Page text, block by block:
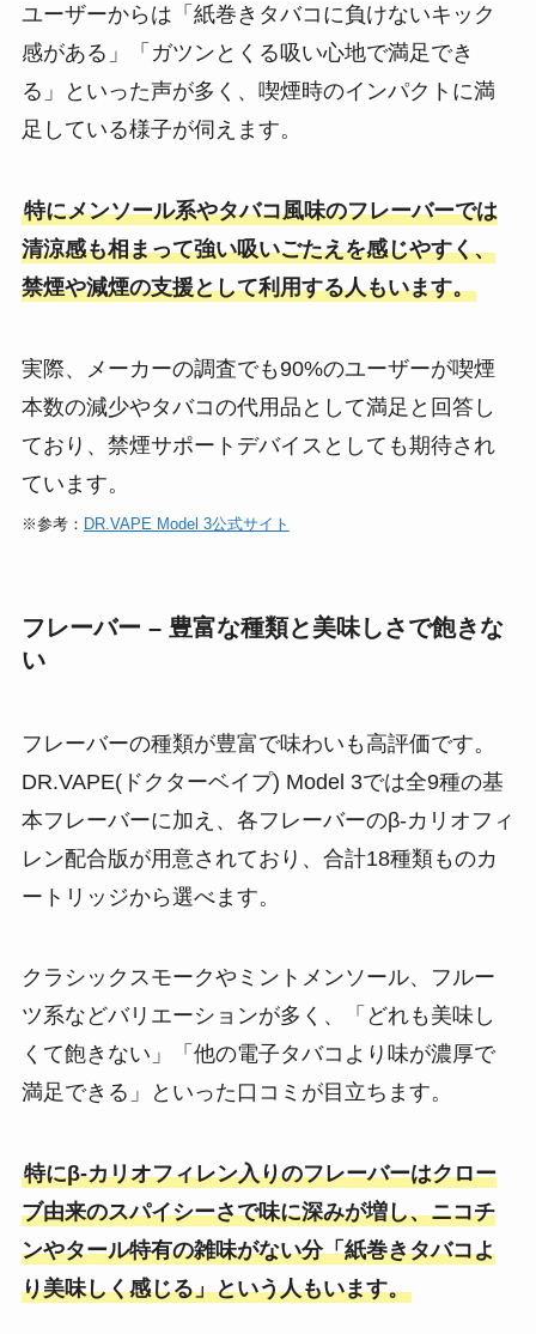
ユーザーからは「紙巻きタバコに負けないキック
感がある」「ガツンとくる吸い心地で満足でき
る」といった声が多く、喫煙時のインパクトに満
足している様子が伺えます​。
特にメンソール系やタバコ風味のフレーバーでは
清涼感も相まって強い吸いごたえを感じやすく、
禁煙や減煙の支援として利用する人もいます。
実際、メーカーの調査でも90%のユーザーが喫煙
本数の減少やタバコの代用品として満足と回答し
ており​、禁煙サポートデバイスとしても期待され
ています。
※参考： DR.VAPE Model 3公式サイト
フレーバー – 豊富な種類と美味しさで飽きな
い
フレーバーの種類が豊富で味わいも高評価です。
DR.VAPE(ドクターベイプ) Model 3では全9種の基
本フレーバーに加え、各フレーバーのβ-カリオフィ
レン配合版が用意されており、合計18種類ものカ
ートリッジから選べます​。
クラシックスモークやミントメンソール、フルー
ツ系などバリエーションが多く、「どれも美味し
くて飽きない」「他の電子タバコより味が濃厚で
満足できる」といった口コミが目立ちます​。
特にβ-カリオフィレン入りのフレーバーはクロー
ブ由来のスパイシーさで味に深みが増し、ニコチ
ンやタール特有の雑味がない分「紙巻きタバコよ
り美味しく感じる」という人もいます​。